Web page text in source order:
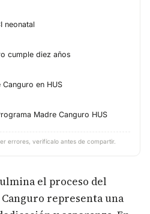
neonatal
cumple diez años
en HUS
Madre Canguro HUS
errores, verifícalo antes de compartir.
el proceso del
representa una